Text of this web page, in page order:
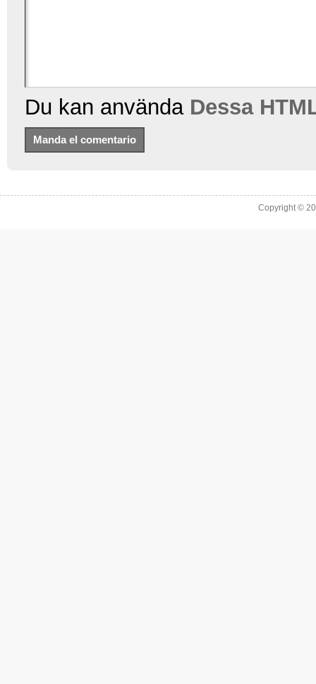
Du kan använda Dessa
Copyright ©